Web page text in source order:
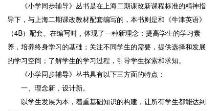
《小学同步辅导》丛书是在上海二期课改新课程标准的精神指
导下，与上海二期课改教材配套编写的，本书则是和《牛津英语》
（4B）配套。在编写时，体现了一种新理念：提高学生的学习素
养，培养终身学习的基础；关注不同学生的需要，提供选择和发展
的学习空间；了解学生的学习过程，引导学生探索和求知。
《小学同步辅导》丛书具有以下三方面的特点：
一、理念新，设计新。
以学生发展为本，着重基础知识的构建，让所有学生都能达到